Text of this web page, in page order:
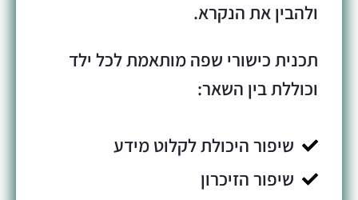
ולהבין את הנקרא.
תכנית כישורי שפה מותאמת לכל ילד
וכוללת בין השאר:
שיפור היכולת לקלוט מידע
שיפור הזיכרון